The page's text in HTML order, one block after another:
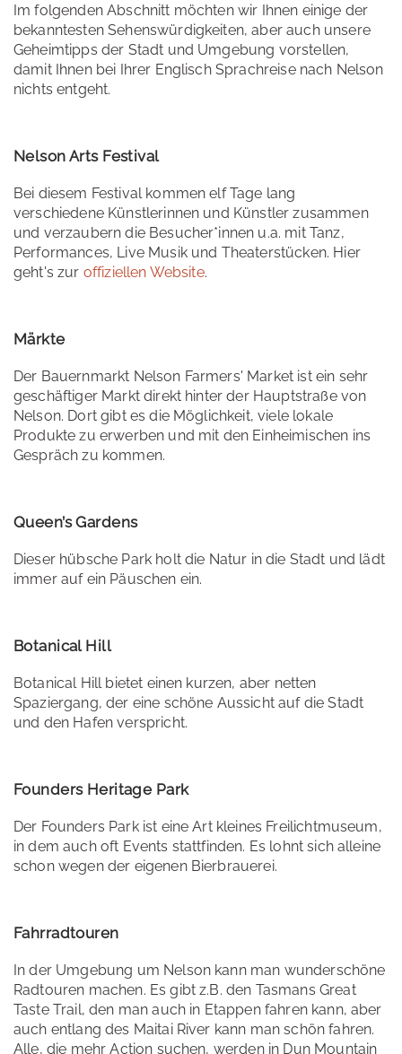
Im folgenden Abschnitt möchten wir Ihnen einige der
bekanntesten Sehenswürdigkeiten, aber auch unsere
Geheimtipps der Stadt und Umgebung vorstellen,
damit Ihnen bei Ihrer Englisch Sprachreise nach Nelson
nichts entgeht.
Nelson Arts Festival
Bei diesem Festival kommen elf Tage lang
verschiedene Künstlerinnen und Künstler zusammen
und verzaubern die Besucher*innen u.a. mit Tanz,
Performances, Live Musik und Theaterstücken. Hier
geht's zur offiziellen Website.
Märkte
Der Bauernmarkt Nelson Farmers' Market ist ein sehr
geschäftiger Markt direkt hinter der Hauptstraße von
Nelson. Dort gibt es die Möglichkeit, viele lokale
Produkte zu erwerben und mit den Einheimischen ins
Gespräch zu kommen.
Queen’s Gardens
Dieser hübsche Park holt die Natur in die Stadt und lädt
immer auf ein Päuschen ein.
Botanical Hill
Botanical Hill bietet einen kurzen, aber netten
Spaziergang, der eine schöne Aussicht auf die Stadt
und den Hafen verspricht.
Founders Heritage Park
Der Founders Park ist eine Art kleines Freilichtmuseum,
in dem auch oft Events stattfinden. Es lohnt sich alleine
schon wegen der eigenen Bierbrauerei.
Fahrradtouren
In der Umgebung um Nelson kann man wunderschöne
Radtouren machen. Es gibt z.B. den Tasmans Great
Taste Trail, den man auch in Etappen fahren kann, aber
auch entlang des Maitai River kann man schön fahren.
Alle, die mehr Action suchen, werden in Dun Mountain